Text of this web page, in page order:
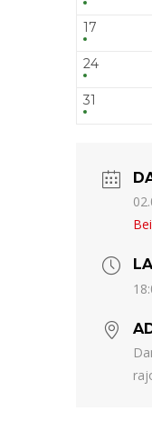
17
24
31